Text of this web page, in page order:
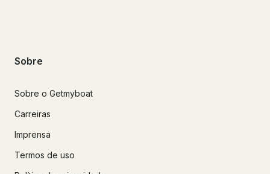
Sobre
Sobre o Getmyboat
Carreiras
Imprensa
Termos de uso